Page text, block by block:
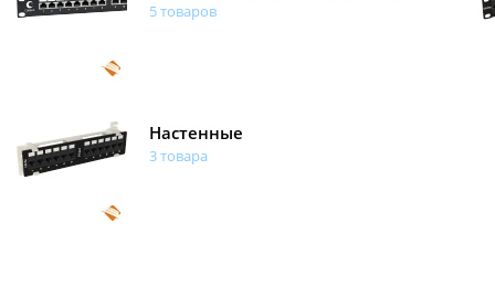
5 товаров
Настенные
3 товара